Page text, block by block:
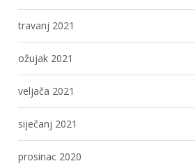
travanj 2021
ožujak 2021
veljača 2021
siječanj 2021
prosinac 2020